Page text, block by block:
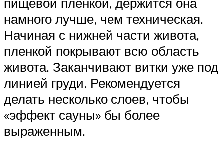
пищевой пленкой, держится она
намного лучше, чем техническая.
Начиная с нижней части живота,
пленкой покрывают всю область
живота. Заканчивают витки уже под
линией груди. Рекомендуется
делать несколько слоев, чтобы
«эффект сауны» бы более
выраженным.